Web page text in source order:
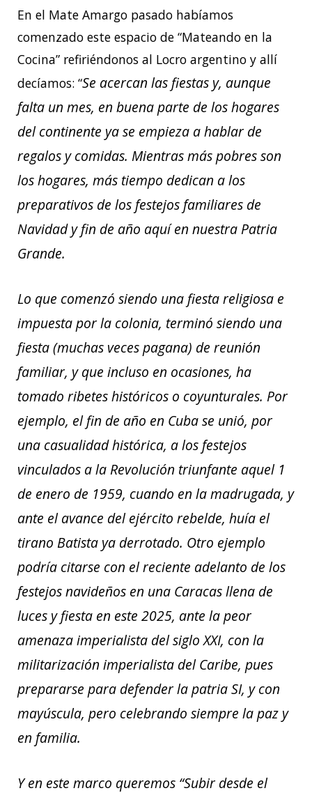
En el Mate Amargo pasado habíamos
comenzado este espacio de “Mateando en la
Cocina” refiriéndonos al Locro argentino y allí
decíamos: “Se acercan las fiestas y, aunque
falta un mes, en buena parte de los hogares
del continente ya se empieza a hablar de
regalos y comidas. Mientras más pobres son
los hogares, más tiempo dedican a los
preparativos de los festejos familiares de
Navidad y fin de año aquí en nuestra Patria
Grande.
Lo que comenzó siendo una fiesta religiosa e
impuesta por la colonia, terminó siendo una
fiesta (muchas veces pagana) de reunión
familiar, y que incluso en ocasiones, ha
tomado ribetes históricos o coyunturales. Por
ejemplo, el fin de año en Cuba se unió, por
una casualidad histórica, a los festejos
vinculados a la Revolución triunfante aquel 1
de enero de 1959, cuando en la madrugada, y
ante el avance del ejército rebelde, huía el
tirano Batista ya derrotado. Otro ejemplo
podría citarse con el reciente adelanto de los
festejos navideños en una Caracas llena de
luces y fiesta en este 2025, ante la peor
amenaza imperialista del siglo XXI, con la
militarización imperialista del Caribe, pues
prepararse para defender la patria SI, y con
mayúscula, pero celebrando siempre la paz y
en familia.
Y en este marco queremos “Subir desde el